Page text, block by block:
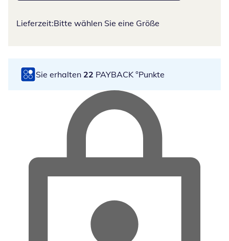
Lieferzeit:Bitte wählen Sie eine Größe
Sie erhalten 22 PAYBACK °Punkte